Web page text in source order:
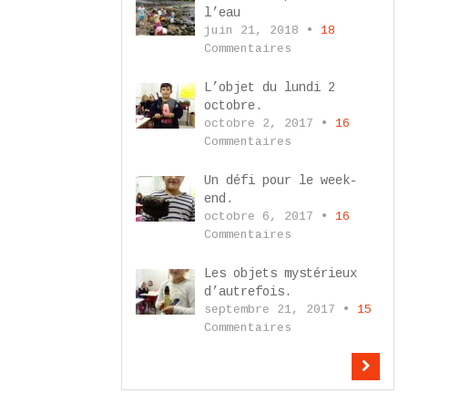
l’eau
juin 21, 2018 • 18
Commentaires
L’objet du lundi 2
octobre.
octobre 2, 2017 • 16
Commentaires
Un défi pour le week-
end.
octobre 6, 2017 • 16
Commentaires
Les objets mystérieux
d’autrefois.
septembre 21, 2017 • 15
Commentaires